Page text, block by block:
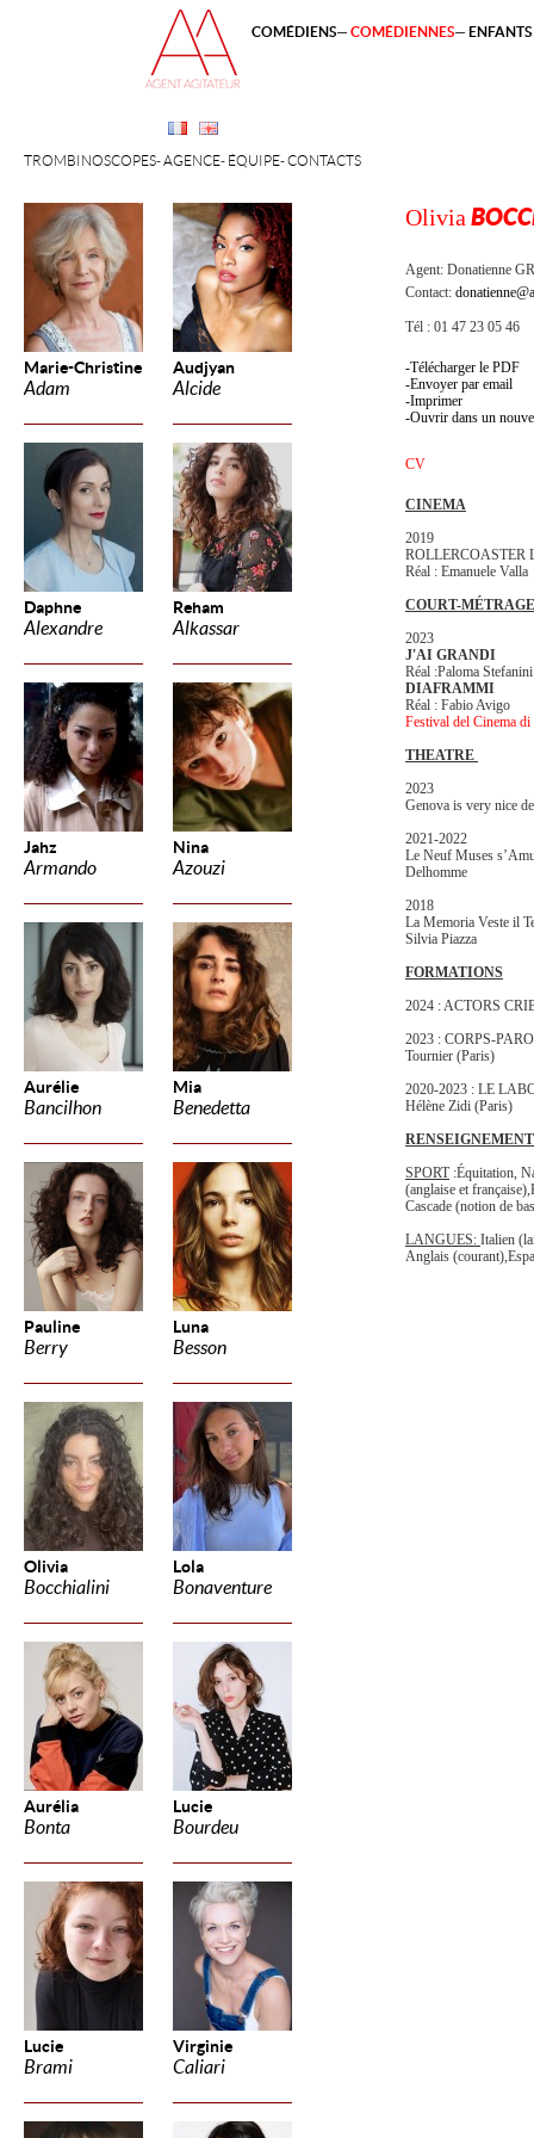
Marie-Christine
Adam
Audjyan
Alcide
Daphne
Alexandre
Reham
Alkassar
Jahz
Armando
Nina
Azouzi
Aurélie
Bancilhon
Mia
Benedetta
Pauline
Berry
Luna
Besson
Olivia
Bocchialini
Lola
Bonaventure
Aurélia
Bonta
Lucie
Bourdeu
Lucie
Brami
Virginie
Caliari
TROMBINOSCOPES AGENCE ÉQUIPE CONTACTS
COMÉDIENS COMÉDIENNES
Olivia
Agent: Donatienne
Contact:
Tél : 01 47 23 05 46
Télécharger le PDF
Envoyer par email
Imprimer
Ouvrir dans un
CV
CINEMA
2019
ROLLERCOASTER
Réal : Emanuele Valla
COURT-
2023
J'AI GRANDI
Réal :Paloma Stefanini
DIAFRAMMI
Réal : Fabio Avigo
Festival del Cinema
THEATRE
2023
Genova is very nice
2021-2022
Le Neuf Muses
Delhomme
2018
La Memoria Veste il
Silvia Piazza
FORMATIONS
2024 : ACTORS
2023 : CORPS-
Tournier (Paris)
2020-2023 : LE
Hélène Zidi (Paris)
SPORT:Équitation,
(anglaise et
Cascade (notion de
LANGUES: Italien
Anglais